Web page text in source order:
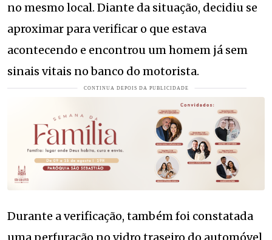
no mesmo local. Diante da situação, decidiu se
aproximar para verificar o que estava
acontecendo e encontrou um homem já sem
sinais vitais no banco do motorista.
Durante a verificação, também foi constatada